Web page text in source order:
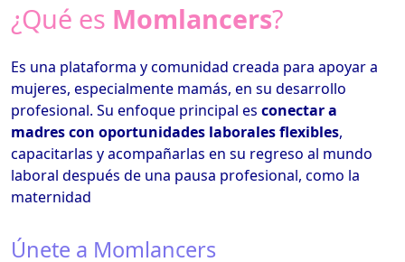
¿Qué es Momlancers?
Es una plataforma y comunidad creada para apoyar a
mujeres, especialmente mamás, en su desarrollo
profesional. Su enfoque principal es conectar a
madres con oportunidades laborales flexibles,
capacitarlas y acompañarlas en su regreso al mundo
laboral después de una pausa profesional, como la
maternidad
Únete a Momlancers